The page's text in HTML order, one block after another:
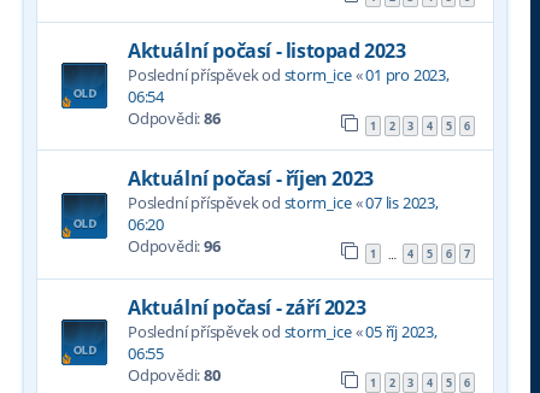
Aktuální počasí - listopad 2023
Poslední příspěvek od storm_ice«01 pro 2023,
06:54
Odpovědi:86 1 2 3 4 5 6
Aktuální počasí - říjen 2023
Poslední příspěvek od storm_ice«07 lis 2023,
06:20
Odpovědi:96 1 … 4 5 6 7
Aktuální počasí - září 2023
Poslední příspěvek od storm_ice«05 říj 2023,
06:55
Odpovědi:80 1 2 3 4 5 6